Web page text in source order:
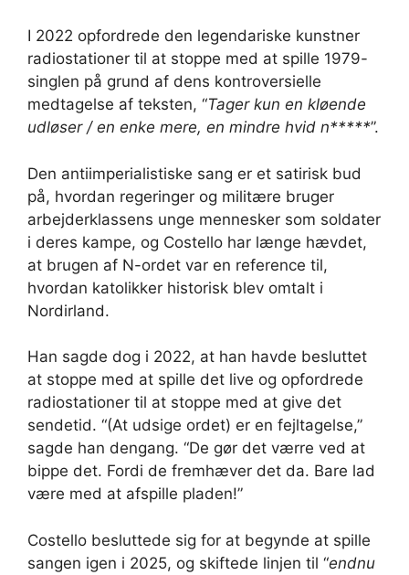
I 2022 opfordrede den legendariske kunstner
radiostationer til at stoppe med at spille 1979-
singlen på grund af dens kontroversielle
medtagelse af teksten, “Tager kun en kløende
udløser / en enke mere, en mindre hvid n*****”.
Den antiimperialistiske sang er et satirisk bud
på, hvordan regeringer og militære bruger
arbejderklassens unge mennesker som soldater
i deres kampe, og Costello har længe hævdet,
at brugen af ​​N-ordet var en reference til,
hvordan katolikker historisk blev omtalt i
Nordirland.
Han sagde dog i 2022, at han havde besluttet
at stoppe med at spille det live og opfordrede
radiostationer til at stoppe med at give det
sendetid. “(At udsige ordet) er en fejltagelse,”
sagde han dengang. “De gør det værre ved at
bippe det. Fordi de fremhæver det da. Bare lad
være med at afspille pladen!”
Costello besluttede sig for at begynde at spille
sangen igen i 2025, og skiftede linjen til “endnu